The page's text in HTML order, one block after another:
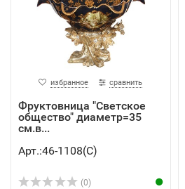
избранное сравнить
Фруктовница "Светское
общество" диаметр=35
см.в...
Арт.:46-1108(C)
(0)